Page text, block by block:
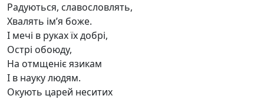
Радуються, славословлять,
Хвалять ім’я боже.
І мечі в руках їх добрі,
Острі обоюду,
На отмщеніє язикам
І в науку людям.
Окують царей неситих